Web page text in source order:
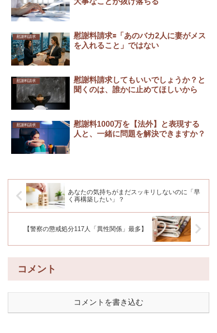
慰謝料請求
慰謝料請求🟰「あのバカ2人に妻がメス
を入れること」ではない
慰謝料請求
慰謝料請求してもいいでしょうか？と
聞くのは、誰かに止めてほしいから￼
慰謝料請求
慰謝料1000万を【法外】と表現する
人と、一緒に問題を解決できますか？
あなたの気持ちがまだスッキリしないのに「早
く再構築したい」？
【警察の懲戒処分117人「異性関係」最多】
コメント
コメントを書き込む